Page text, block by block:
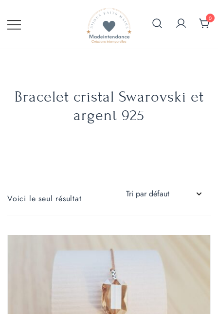
content
0
Bracelet cristal Swarovski et
argent 925
Voici le seul résultat